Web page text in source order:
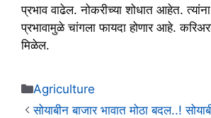
प्रभाव वाढेल. नोकरीच्या शोधात आहेत.
प्रभावामुळे चांगला फायदा होणार आहे.
मिळेल.
Categories
Agriculture
सोयाबीन बाजार भावात मोठा बदल..!